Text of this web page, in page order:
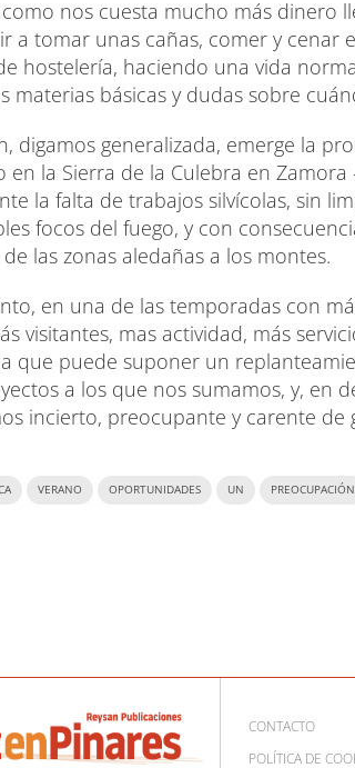
nos cuesta mucho más dinero
a tomar unas cañas, comer y cenar
hostelería, haciendo una vida
materias básicas y dudas sobre
digamos generalizada, emerge la
en la Sierra de la Culebra en
la falta de trabajos silvícolas, sin
focos del fuego, y con
las zonas aledañas a los montes.
en una de las temporadas con
visitantes, mas actividad, más
que puede suponer un
a los que nos sumamos, y, en
incierto, preocupante y carente de
VERANO OPORTUNIDADES UN PREOCUPACIÓN
CONTACTO
POLÍTICA DE